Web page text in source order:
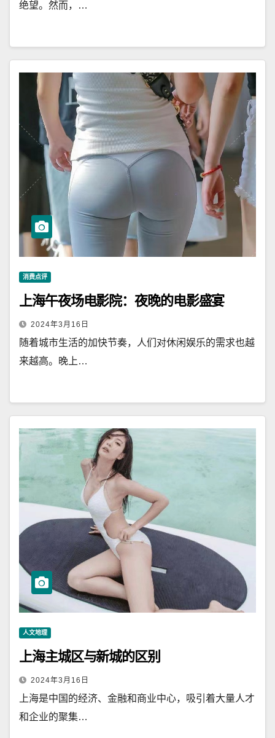
绝望。然而，…
消费点评
上海午夜场电影院：夜晚的电影盛宴
2024年3月16日
随着城市生活的加快节奏，人们对休闲娱乐的需求也越
来越高。晚上…
人文地理
上海主城区与新城的区别
2024年3月16日
上海是中国的经济、金融和商业中心，吸引着大量人才
和企业的聚集…